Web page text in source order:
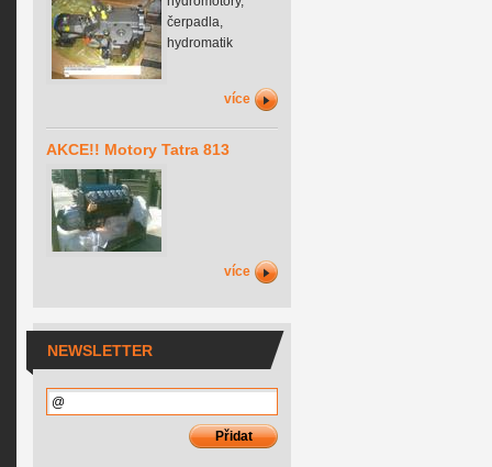
čerpadla,
hydromatik
více
AKCE!! Motory Tatra 813
více
NEWSLETTER